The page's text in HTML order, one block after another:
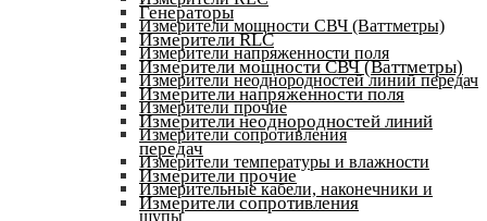
Измерители мощности СВЧ (Ваттметры)
Измерители напряженности поля
Измерители неоднородностей линий передач
Измерители прочие
Измерители сопротивления
Измерители температуры и влажности
Измерительные кабели, наконечники и
щупы
Генераторы
Измерители RLC
Измерители мощности СВЧ (Ваттметры)
Измерители напряженности поля
Измерители неоднородностей линий
передач
Измерители прочие
Измерители сопротивления